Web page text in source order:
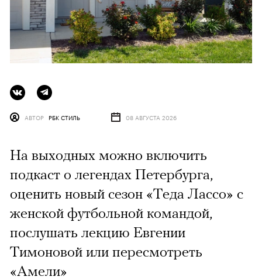
АВТОР РБК СТИЛЬ 08 АВГУСТА 2026
На выходных можно включить
подкаст о легендах Петербурга,
оценить новый сезон «Теда Лассо» с
женской футбольной командой,
послушать лекцию Евгении
Тимоновой или пересмотреть
«Амели»